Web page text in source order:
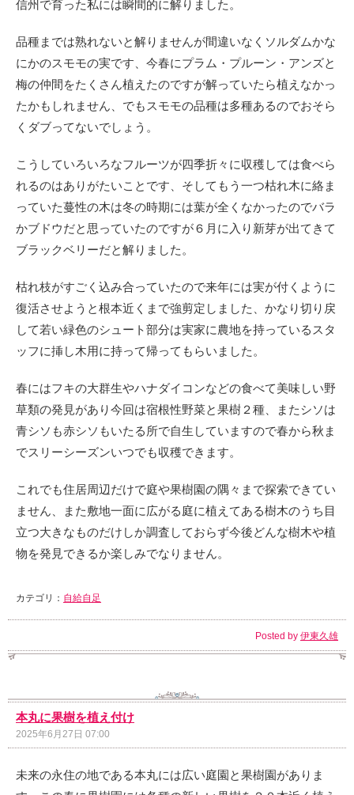
信州で育った私には瞬間的に解りました。
品種までは熟れないと解りませんが間違いなくソルダムかな
にかのスモモの実です、今春にプラム・プルーン・アンズと
梅の仲間をたくさん植えたのですが解っていたら植えなかっ
たかもしれません、でもスモモの品種は多種あるのでおそら
くダブってないでしょう。
こうしていろいろなフルーツが四季折々に収穫しては食べら
れるのはありがたいことです、そしてもう一つ枯れ木に絡ま
っていた蔓性の木は冬の時期には葉が全くなかったのでバラ
かブドウだと思っていたのですが６月に入り新芽が出てきて
ブラックベリーだと解りました。
枯れ枝がすごく込み合っていたので来年には実が付くように
復活させようと根本近くまで強剪定しました、かなり切り戻
して若い緑色のシュート部分は実家に農地を持っているスタ
ッフに挿し木用に持って帰ってもらいました。
春にはフキの大群生やハナダイコンなどの食べて美味しい野
草類の発見があり今回は宿根性野菜と果樹２種、またシソは
青シソも赤シソもいたる所で自生していますので春から秋ま
でスリーシーズンいつでも収穫できます。
これでも住居周辺だけで庭や果樹園の隅々まで探索できてい
ません、また敷地一面に広がる庭に植えてある樹木のうち目
立つ大きなものだけしか調査しておらず今後どんな樹木や植
物を発見できるか楽しみでなりません。
カテゴリ： 自給自足
Posted by 伊東久雄
本丸に果樹を植え付け
2025年6月27日 07:00
未来の永住の地である本丸には広い庭園と果樹園がありま